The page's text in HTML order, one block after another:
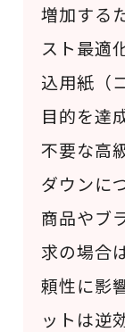
増加する
スト最適
込用紙（
目的を達
不要な高
ダウンに
商品やブ
求の場合
頼性に影
ットは逆